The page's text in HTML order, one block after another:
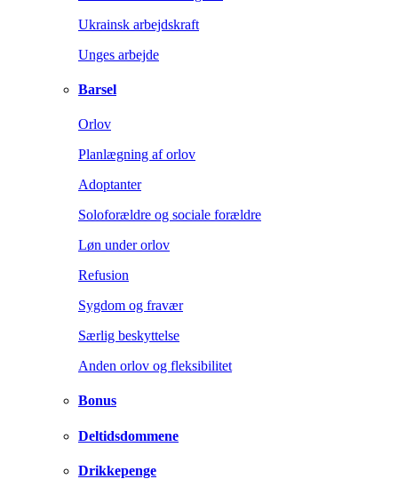
Ukrainsk arbejdskraft
Unges arbejde
Barsel
Orlov
Planlægning af orlov
Adoptanter
Soloforældre og sociale forældre
Løn under orlov
Refusion
Sygdom og fravær
Særlig beskyttelse
Anden orlov og fleksibilitet
Bonus
Deltidsdommene
Drikkepenge